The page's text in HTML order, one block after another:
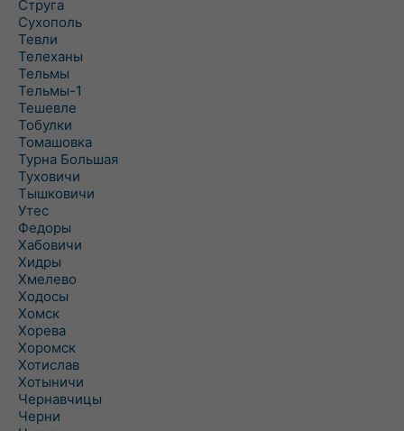
Струга
Сухополь
Тевли
Телеханы
Тельмы
Тельмы-1
Тешевле
Тобулки
Томашовка
Турна Большая
Туховичи
Тышковичи
Утес
Федоры
Хабовичи
Хидры
Хмелево
Ходосы
Хомск
Хорева
Хоромск
Хотислав
Хотыничи
Чернавчицы
Черни